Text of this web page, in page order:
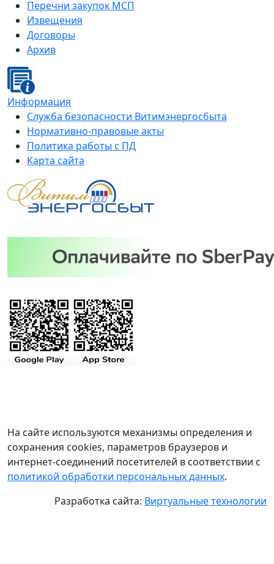
Перечни закупок МСП
Извещения
Договоры
Архив
Информация
Служба безопасности Витимэнергосбыта
Нормативно-правовые акты
Политика работы с ПД
Карта сайта
На сайте используются механизмы определения и
сохранения cookies, параметров браузеров и
интернет-соединений посетителей в соответствии с
политикой обработки персональных данных.
Разработка сайта: Виртуальные технологии